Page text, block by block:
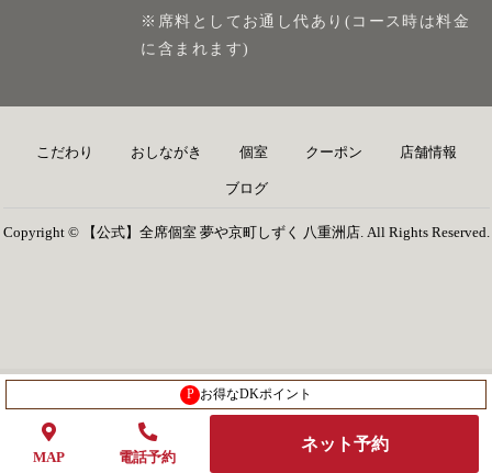
※席料としてお通し代あり(コース時は料金
に含まれます)
こだわり おしながき 個室 クーポン 店舗情報
ブログ
Copyright © 【公式】全席個室 夢や京町しずく 八重洲店. All Rights Reserved.
P お得なDKポイント
MAP 電話予約
ネット予約